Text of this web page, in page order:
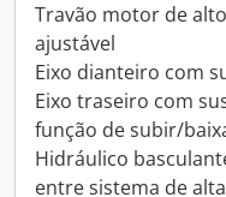
Travão motor de
ajustável
Eixo dianteiro com
Eixo traseiro com
função de subir/
Hidráulico
entre sistema de